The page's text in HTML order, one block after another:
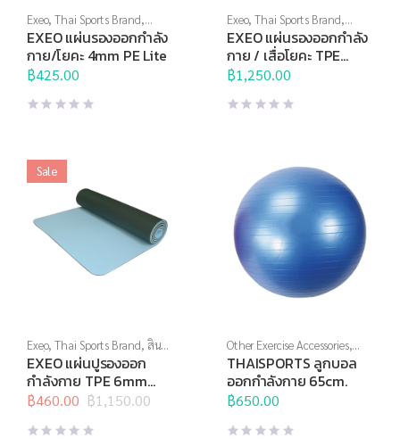
Exeo,Thai Sports Brand,
อุปกรณ์บริหารกาย,โยคะ และพิ
ลาทิสต์
EXEO แผ่นรองออกกำลัง
กาย/โยคะ 4mm PE Lite
฿425.00
Exeo,Thai Sports Brand,
อุปกรณ์บริหารกาย,โยคะ และพิ
ลาทิสต์
EXEO แผ่นรองออกกำลัง
กาย / เสื่อโยคะ TPE
2Tone 6 มม. AB8001
฿1,250.00
Sale
Exeo,Thai Sports Brand, สิน
ค้าล็อตสุดท้าย,อุปกรณ์บริหาร
กาย,โยคะ และพิลาทิสต์
EXEO แผ่นปูรองออก
กำลังกาย TPE 6mm
2Tone
฿1,150.00
Original
price
was:
฿460.00
Current
price
is:
Other Exercise Accessories,
Thai Sports,Thai Sports
Brand,บริหารแกนกลางลำตัว
อุปกรณ์บริหารกาย ,โยคะ และพิ
ลาทิสต์
THAISPORTS ลูกบอล
ออกกำลังกาย 65cm.
฿650.00